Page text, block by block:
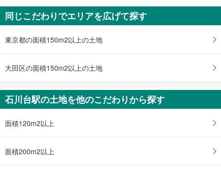
大田区南雪谷1丁目
9,950万円
4LDK
土地面積 97.72m
東急池上線 「石川台」駅 徒歩8分
同じこだわりでエリアを広げて探す
東京都の面積150m2以上の土地
大田区の面積150m2以上の土地
石川台駅の土地を他のこだわりから探す
面積120m2以上
面積200m2以上